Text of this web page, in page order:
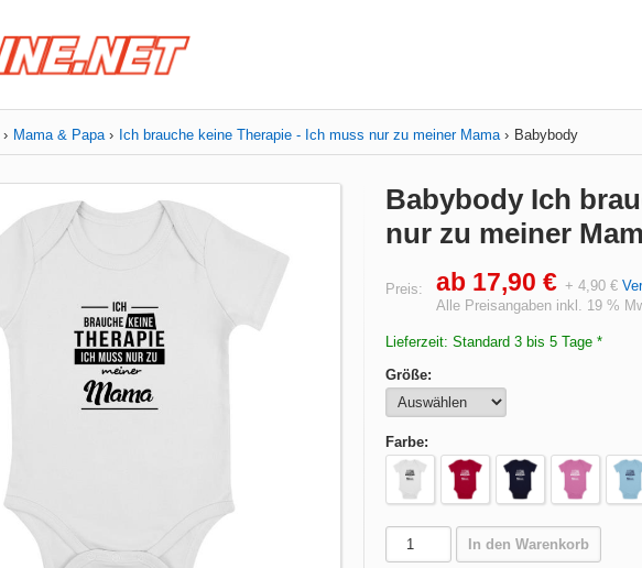
Mama & Papa Ich brauche keine Therapie - Ich muss nur zu meiner Mama Babybody
Babybody Ich
nur zu meiner
Preis: ab 17,90 € + 4,90 €
Alle Preisangaben inkl. 19 %
Lieferzeit: Standard 3 bis 5 Tage *
Größe:
Farbe:
In den Warenkorb